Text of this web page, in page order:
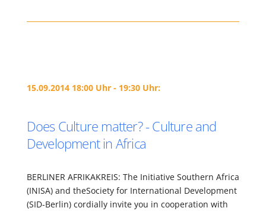
15.09.2014 18:00 Uhr - 19:30 Uhr:
Does Culture matter? - Culture and
Development in Africa
BERLINER AFRIKAKREIS: The Initiative Southern Africa
(INISA) and theSociety for International Development
(SID-Berlin) cordially invite you in cooperation with